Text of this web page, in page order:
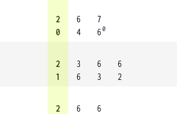
2
0
6
4
7
60
2
1
3
6
6
3
6
2
2
6
6